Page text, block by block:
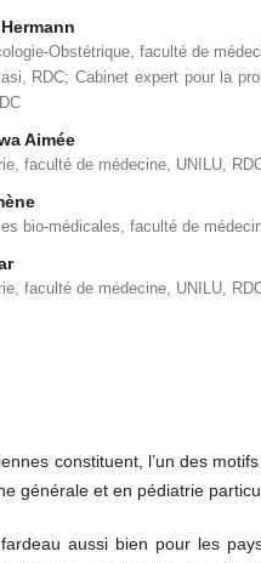
Obstétrique, faculté de
RDC; Cabinet expert pour la
Aimée
faculté de médecine, UNILU,
bio-médicales, faculté de
faculté de médecine, UNILU,
constituent, l’un des
générale et en pédiatrie
aussi bien pour les